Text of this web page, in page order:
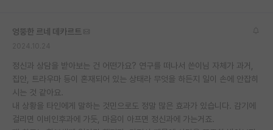
엉뚱한 르네 데카르트
정신과 상담을 받아보는 건 어떤가요? 연구를 떠나서 쓴이님 자체가 과거,
집안, 트라우마 등이 혼재되어 있는 상태라 무엇을 하든지 일이 손에 안잡히
시는 것 같아요.
내 상황을 타인에게 말하는 것민으로도 정말 많은 효과가 있습니다. 감기에
걸리면 이비인후과에 가듯, 마음이 아프면 정신과에 가는거죠.